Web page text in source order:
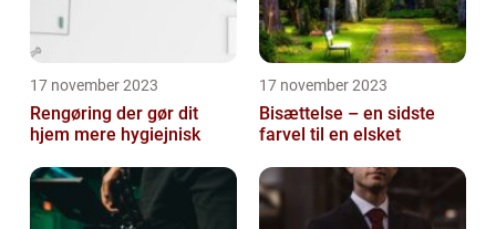
17 november 2023
Rengøring der gør dit
hjem mere hygiejnisk
17 november 2023
Bisættelse – en sidste
farvel til en elsket